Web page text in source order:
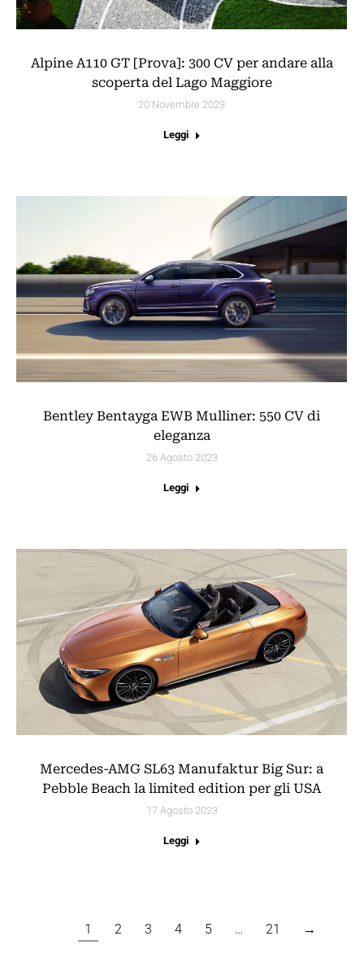
Alpine A110 GT [Prova]: 300 CV per andare alla
scoperta del Lago Maggiore
20 Novembre 2023
Leggi
Bentley Bentayga EWB Mulliner: 550 CV di
eleganza
26 Agosto 2023
Leggi
Mercedes-AMG SL63 Manufaktur Big Sur: a
Pebble Beach la limited edition per gli USA
17 Agosto 2023
Leggi
1 2 3 4 5 … 21 →